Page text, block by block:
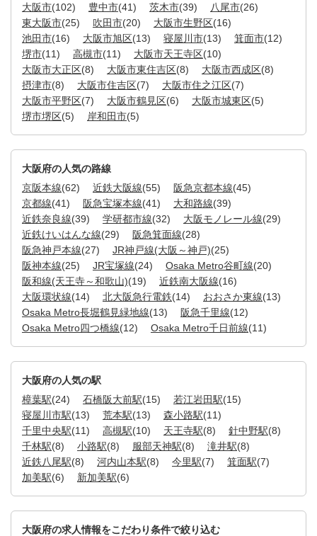
大阪市(102) 豊中市(41) 茨木市(39) 八尾市(26)
東大阪市(25) 吹田市(20) 大阪市生野区(16)
池田市(16) 大阪市旭区(13) 寝屋川市(13) 箕面市(12)
堺市(11) 高槻市(11) 大阪市天王寺区(10)
大阪市大正区(8) 大阪市東住吉区(8) 大阪市西成区(8)
摂津市(8) 大阪市住吉区(7) 大阪市住之江区(7)
大阪市平野区(7) 大阪市鶴見区(6) 大阪市城東区(5)
堺市堺区(5) 岸和田市(5)
大阪府の人気の路線
京阪本線(62) 近鉄大阪線(55) 阪急京都本線(45)
京都線(41) 阪急宝塚本線(41) 大和路線(39)
近鉄奈良線(39) 学研都市線(32) 大阪モノレール線(29)
近鉄けいはんな線(29) 阪急箕面線(28)
阪急神戸本線(27) JR神戸線(大阪～神戸)(25)
阪神本線(25) JR宝塚線(24) Osaka Metro谷町線(20)
阪和線(天王寺～和歌山)(19) 近鉄南大阪線(16)
大阪環状線(14) 北大阪急行電鉄(14) おおさか東線(13)
Osaka Metro長堀鶴見緑地線(13) 阪急千里線(12)
Osaka Metro四つ橋線(12) Osaka Metro千日前線(11)
大阪府の人気の駅
樟葉駅(24) 石橋阪大前駅(15) 若江岩田駅(15)
寝屋川市駅(13) 荒本駅(13) 森小路駅(11)
千里中央駅(11) 高槻駅(10) 天王寺駅(8) 針中野駅(8)
千林駅(8) 小路駅(8) 服部天神駅(8) 滝井駅(8)
近鉄八尾駅(8) 河内山本駅(8) 今里駅(7) 箕面駅(7)
加美駅(6) 新加美駅(6)
大阪府の求人情報をこだわり条件で絞り込む